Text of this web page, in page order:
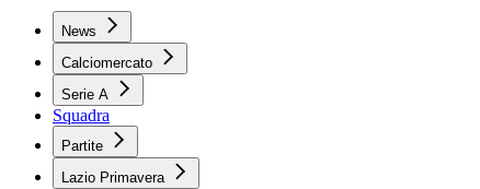
News
Calciomercato
Serie A
Squadra
Partite
Lazio Primavera